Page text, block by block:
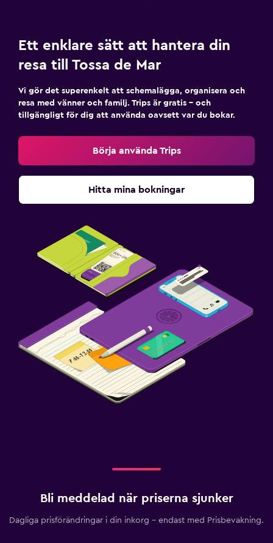
Ett enklare sätt att hantera din
resa till Tossa de Mar
Vi gör det superenkelt att schemalägga, organisera och
resa med vänner och familj. Trips är gratis – och
tillgängligt för dig att använda oavsett var du bokar.
Börja använda Trips
Hitta mina bokningar
Bli meddelad när priserna sjunker
Dagliga prisförändringar i din inkorg – endast med Prisbevakning.